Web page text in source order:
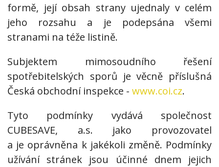
formě, její obsah strany ujednaly v celém
jeho rozsahu a je podepsána všemi
stranami na téže listině.
Subjektem mimosoudního řešení
spotřebitelských sporů je věcně příslušná
Česká obchodní inspekce - www.coi.cz.
Tyto podmínky vydává společnost
CUBESAVE, a.s. jako provozovatel
a je oprávněna k jakékoli změně. Podmínky
užívání stránek jsou účinné dnem jejich